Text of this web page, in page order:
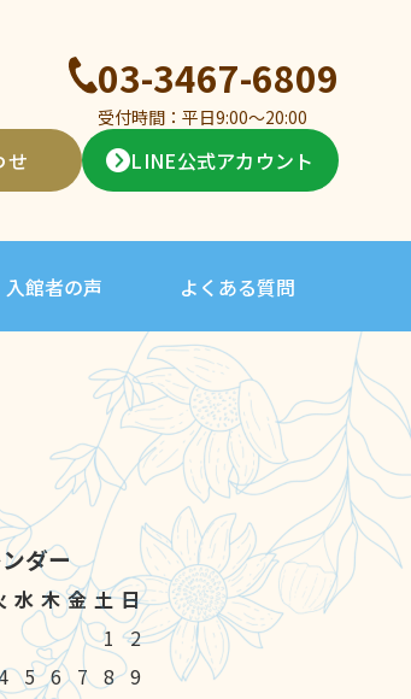
03-3467-6809
受付時間：平日9:00〜20:00
せ LINE公式アカウント
入館者の声 よくある質問
ダー
水 木 金 土 日
1
2
5 6 7 8 9